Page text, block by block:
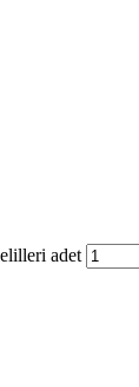
adet